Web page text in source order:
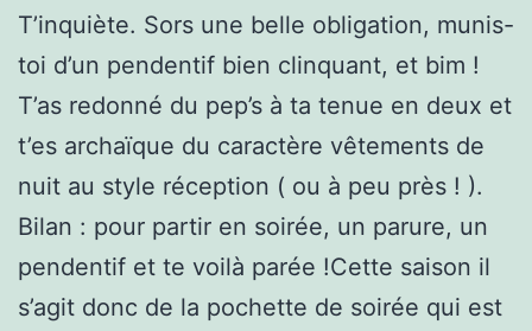
T’inquiète. Sors une belle obligation, munis-
toi d’un pendentif bien clinquant, et bim !
T’as redonné du pep’s à ta tenue en deux et
t’es archaïque du caractère vêtements de
nuit au style réception ( ou à peu près ! ).
Bilan : pour partir en soirée, un parure, un
pendentif et te voilà parée !Cette saison il
s’agit donc de la pochette de soirée qui est